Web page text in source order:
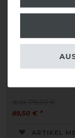
Kingsland
89,50 € *
ARTIKEL